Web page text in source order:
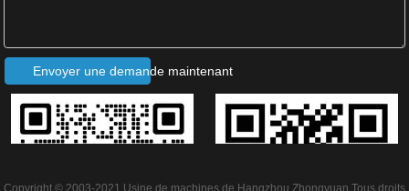
Envoyer une demande maintenant
Copyright © 2003-2021 Usine de machines de Hangzhou Zhongyuan Tous droits